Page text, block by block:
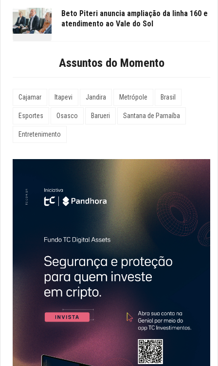
Beto Piteri anuncia ampliação da linha 160 e
atendimento ao Vale do Sol
Assuntos do Momento
Cajamar Itapevi Jandira Metrópole Brasil
Esportes Osasco Barueri Santana de Parnaíba
Entretenimento